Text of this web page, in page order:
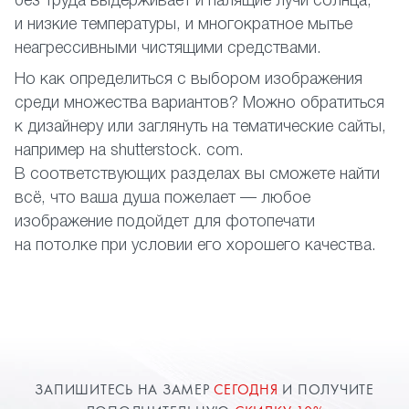
и низкие температуры, и многократное мытье
неагрессивными чистящими средствами.
Но как определиться с выбором изображения
среди множества вариантов? Можно обратиться
к дизайнеру или заглянуть на тематические сайты,
например на shutterstock. com.
В соответствующих разделах вы сможете найти
всё, что ваша душа пожелает — любое
изображение подойдет для фотопечати
на потолке при условии его хорошего качества.
ЗАПИШИТЕСЬ НА ЗАМЕРСЕГОДНЯ И ПОЛУЧИТЕ